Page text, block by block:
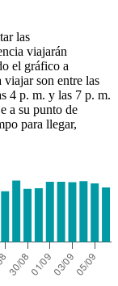
las
viajarán
el gráfico a
son entre las
4 p. m. y las 7 p. m.
a su punto de
para llegar,